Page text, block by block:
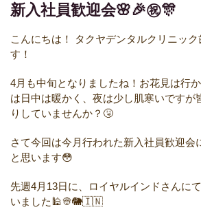
新入社員歓迎会🌸🎉㊗🎊
こんにちは！
タクヤデンタルクリニッ
す！
4月も中旬となりましたね！お花見は行
は日中は暖かく、夜は少し肌寒いですが
りしていませんか？🤧
さて今回は今月行われた新入社員歓迎会
と思います😳
先週4月13日に、ロイヤルインドさんに
いました🕌👳🐘🇮🇳